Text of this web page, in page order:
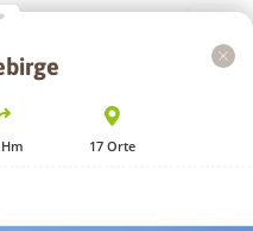
Hm 17Orte